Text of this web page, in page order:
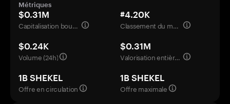
Métriques
$0.31M
Capitalisation boursière
#4.20K
Classement du marché
$0.24K
Volume (24h)
$0.31M
Valorisation entièrement diluée
1B SHEKEL
Offre en circulation
1B SHEKEL
Offre maximale